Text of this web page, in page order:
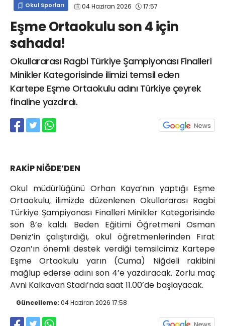
Okul Sporları 04 Haziran 2026 17:57
Eşme Ortaokulu son 4 için
sahada!
Okullararası Ragbi Türkiye Şampiyonası Finalleri
Minikler Kategorisinde ilimizi temsil eden
Kartepe Eşme Ortaokulu adını Türkiye çeyrek
finaline yazdırdı.
RAKİP NİĞDE’DEN
Okul müdürlüğünü Orhan Kaya’nın yaptığı Eşme
Ortaokulu, ilimizde düzenlenen Okullararası Ragbi
Türkiye Şampiyonası Finalleri Minikler Kategorisinde
son 8’e kaldı. Beden Eğitimi Öğretmeni Osman
Deniz’in çalıştırdığı, okul öğretmenlerinden Fırat
Ozan’ın önemli destek verdiği temsilcimiz Kartepe
Eşme Ortaokulu yarın (Cuma) Niğdeli rakibini
mağlup ederse adını son 4’e yazdıracak. Zorlu maç
Avni Kalkavan Stadı’nda saat 11.00’de başlayacak.
Güncelleme: 04 Haziran 2026 17:58
info@spor41.com